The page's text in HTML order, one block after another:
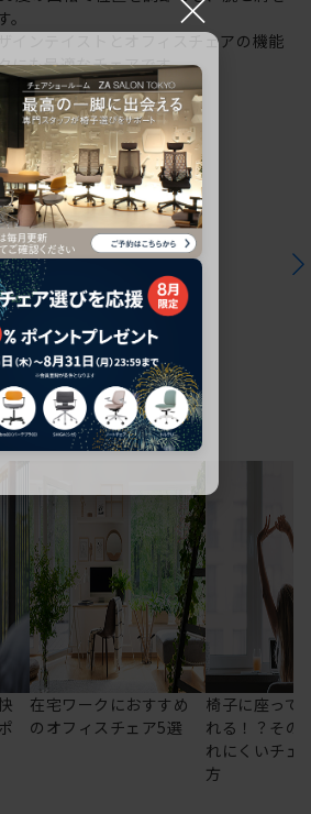
インテイストとオフィスチェアの機能
にも最適なチェアです。
意事項
ム
在宅ワークにおすすめ
のオフィスチェア5選
椅子に座って
れる！？その
れにくいチェ
方